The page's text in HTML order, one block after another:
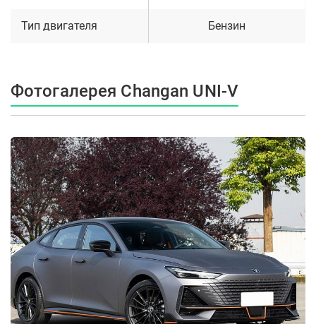
Тип двигателя Бензин
Фотогалерея Changan UNI-V